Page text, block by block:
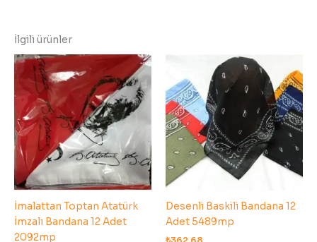
İlgili ürünler
İmalattan Toptan Atatürk
İmzalı Bandana 12 Adet
2092mp
Desenli Baskili Bandana 12
Adet 5489mp